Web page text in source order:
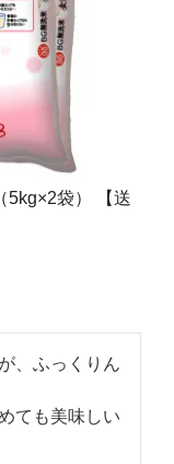
5kg×2袋） 【送
、ふっくりん
ても美味しい